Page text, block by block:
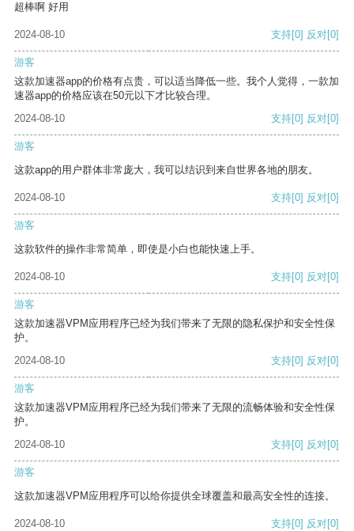
超棒啊 好用
2024-08-10 支持[0] 反对[0]
游客
这款加速器app的价格有点贵，可以适当降低一些。我个人觉得，一款加
速器app的价格应该在50元以下才比较合理。
2024-08-10
支持[0] 反对[0]
游客
这款app的用户群体非常庞大，我可以结识到来自世界各地的朋友。
2024-08-10 支持[0] 反对[0]
游客
这款软件的操作非常简单，即使是小白也能快速上手。
2024-08-10 支持[0] 反对[0]
游客
这款加速器VPM应用程序已经为我们带来了无限的隐私保护和安全性保
护。
2024-08-10
支持[0] 反对[0]
游客
这款加速器VPM应用程序已经为我们带来了无限的流畅体验和安全性保
护。
2024-08-10
支持[0] 反对[0]
游客
这款加速器VPM应用程序可以给你提供全球覆盖和最高安全性的连接。
2024-08-10 支持[0] 反对[0]